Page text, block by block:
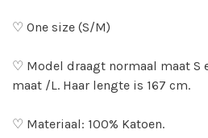
♡ One size (S/M)
♡ Model draagt normaal maat S
maat /L. Haar lengte is 167 cm.
♡ Materiaal: 100% Katoen.